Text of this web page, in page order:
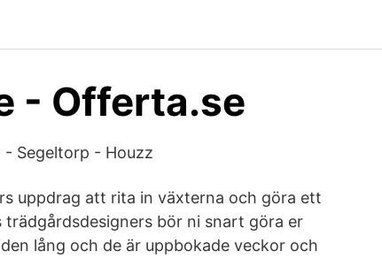
- Offerta.se
- Segeltorp - Houzz
uppdrag att rita in växterna och göra ett
bör ni snart göra er
lång och de är uppbokade veckor och